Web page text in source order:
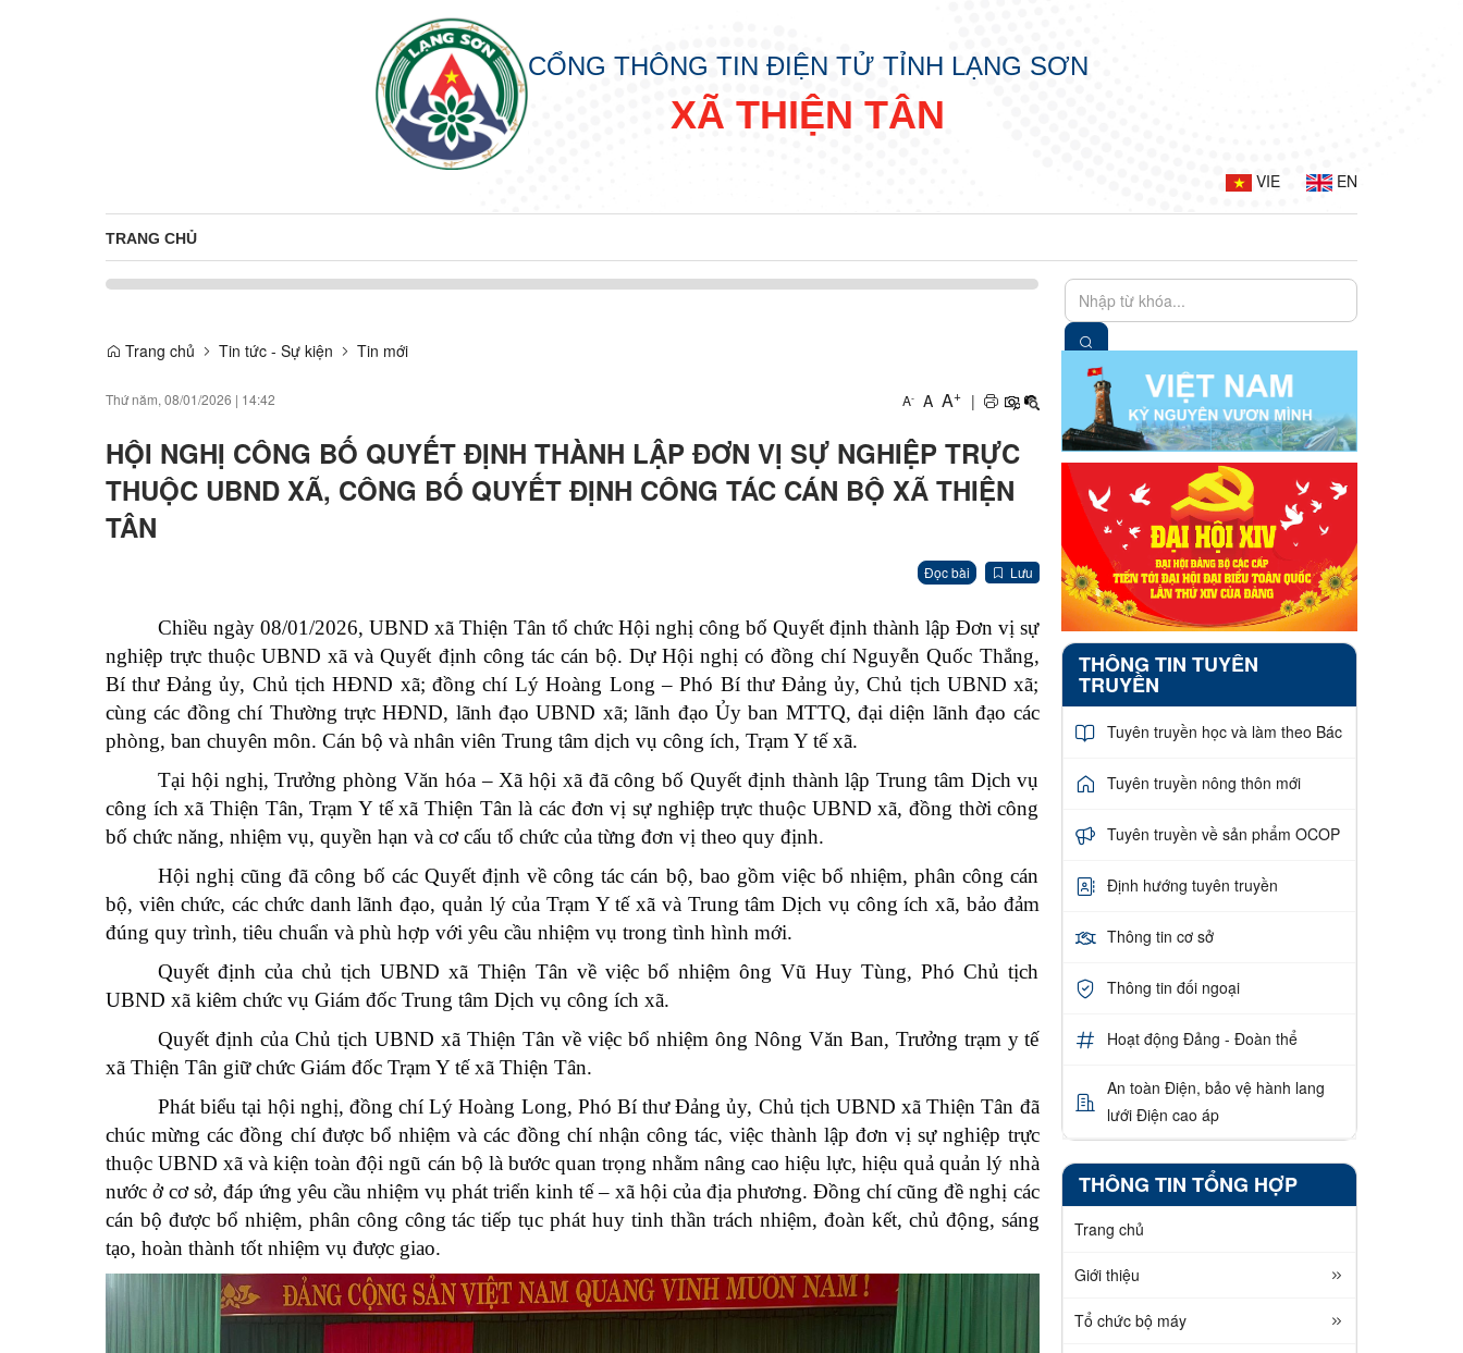
CỔNG THÔNG TIN ĐIỆN TỬ TỈNH LẠNG SƠN
XÃ THIỆN TÂN
VIE EN
TRANG CHỦ
Trang chủ Tin tức - Sự kiện Tin mới
Thứ năm, 08/01/2026 | 14:42 A- A A+ |
HỘI NGHỊ CÔNG BỐ QUYẾT ĐỊNH THÀNH LẬP ĐƠN VỊ SỰ NGHIỆP TRỰC
THUỘC UBND XÃ, CÔNG BỐ QUYẾT ĐỊNH CÔNG TÁC CÁN BỘ XÃ THIỆN
TÂN
Đọc bài Lưu
Chiều ngày 08/01/2026, UBND xã Thiện Tân tổ chức Hội nghị công bố Quyết định thành lập Đơn vị sự
nghiệp trực thuộc UBND xã và Quyết định công tác cán bộ. Dự Hội nghị có đồng chí Nguyễn Quốc Thắng,
Bí thư Đảng ủy, Chủ tịch HĐND xã; đồng chí Lý Hoàng Long – Phó Bí thư Đảng ủy, Chủ tịch UBND xã;
cùng các đồng chí Thường trực HĐND, lãnh đạo UBND xã; lãnh đạo Ủy ban MTTQ, đại diện lãnh đạo các
phòng, ban chuyên môn. Cán bộ và nhân viên Trung tâm dịch vụ công ích, Trạm Y tế xã.
Tại hội nghị, Trưởng phòng Văn hóa – Xã hội xã đã công bố Quyết định thành lập Trung tâm Dịch vụ
công ích xã Thiện Tân, Trạm Y tế xã Thiện Tân là các đơn vị sự nghiệp trực thuộc UBND xã, đồng thời công
bố chức năng, nhiệm vụ, quyền hạn và cơ cấu tổ chức của từng đơn vị theo quy định.
Hội nghị cũng đã công bố các Quyết định về công tác cán bộ, bao gồm việc bổ nhiệm, phân công cán
bộ, viên chức, các chức danh lãnh đạo, quản lý của Trạm Y tế xã và Trung tâm Dịch vụ công ích xã, bảo đảm
đúng quy trình, tiêu chuẩn và phù hợp với yêu cầu nhiệm vụ trong tình hình mới.
Quyết định của chủ tịch UBND xã Thiện Tân về việc bổ nhiệm ông Vũ Huy Tùng, Phó Chủ tịch
UBND xã kiêm chức vụ Giám đốc Trung tâm Dịch vụ công ích xã.
Quyết định của Chủ tịch UBND xã Thiện Tân về việc bổ nhiệm ông Nông Văn Ban, Trưởng trạm y tế
xã Thiện Tân giữ chức Giám đốc Trạm Y tế xã Thiện Tân.
Phát biểu tại hội nghị, đồng chí Lý Hoàng Long, Phó Bí thư Đảng ủy, Chủ tịch UBND xã Thiện Tân đã
chúc mừng các đồng chí được bổ nhiệm và các đồng chí nhận công tác, việc thành lập đơn vị sự nghiệp trực
thuộc UBND xã và kiện toàn đội ngũ cán bộ là bước quan trọng nhằm nâng cao hiệu lực, hiệu quả quản lý nhà
nước ở cơ sở, đáp ứng yêu cầu nhiệm vụ phát triển kinh tế – xã hội của địa phương. Đồng chí cũng đề nghị các
cán bộ được bổ nhiệm, phân công công tác tiếp tục phát huy tinh thần trách nhiệm, đoàn kết, chủ động, sáng
tạo, hoàn thành tốt nhiệm vụ được giao.
THÔNG TIN TUYÊN
TRUYỀN
Tuyên truyền học và làm theo Bác
Tuyên truyền nông thôn mới
Tuyên truyền về sản phẩm OCOP
Định hướng tuyên truyền
Thông tin cơ sở
Thông tin đối ngoại
Hoạt động Đảng - Đoàn thể
An toàn Điện, bảo vệ hành lang
lưới Điện cao áp
THÔNG TIN TỔNG HỢP
Trang chủ
Giới thiệu
Tổ chức bộ máy